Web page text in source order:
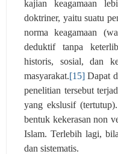
kajian keagamaan
doktriner, yaitu suatu
norma keagamaan
deduktif tanpa
historis, sosial, dan
masyarakat.[15]Dapat
penelitian tersebut
yang ekslusif
bentuk kekerasan non
Islam. Terlebih lagi,
dan sistematis.